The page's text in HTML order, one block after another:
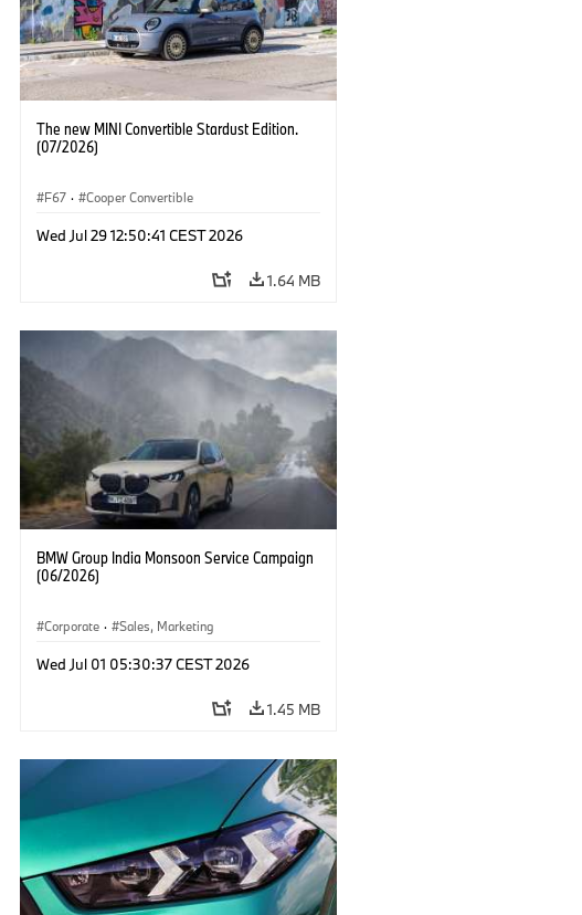
The new MINI Convertible Stardust Edition.
(07/2026)
F67 · Cooper Convertible
Wed Jul 29 12:50:41 CEST 2026
1.64 MB
BMW Group India Monsoon Service Campaign
(06/2026)
Corporate · Sales, Marketing
Wed Jul 01 05:30:37 CEST 2026
1.45 MB